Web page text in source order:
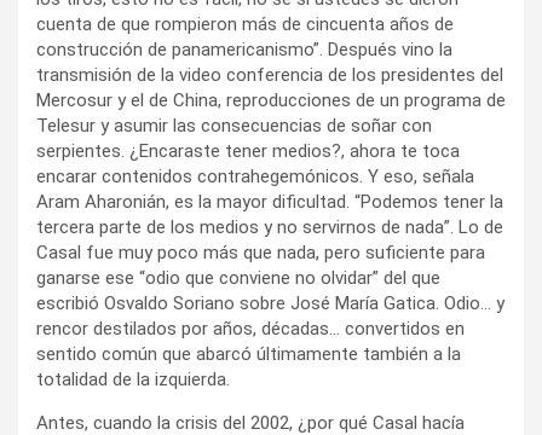
cuenta de que rompieron más de cincuenta años de
construcción de panamericanismo”. Después vino la
transmisión de la video conferencia de los presidentes del
Mercosur y el de China, reproducciones de un programa de
Telesur y asumir las consecuencias de soñar con
serpientes. ¿Encaraste tener medios?, ahora te toca
encarar contenidos contrahegemónicos. Y eso, señala
Aram Aharonián, es la mayor dificultad. “Podemos tener la
tercera parte de los medios y no servirnos de nada”. Lo de
Casal fue muy poco más que nada, pero suficiente para
ganarse ese “odio que conviene no olvidar” del que
escribió Osvaldo Soriano sobre José María Gatica. Odio… y
rencor destilados por años, décadas… convertidos en
sentido común que abarcó últimamente también a la
totalidad de la izquierda.
Antes, cuando la crisis del 2002, ¿por qué Casal hacía